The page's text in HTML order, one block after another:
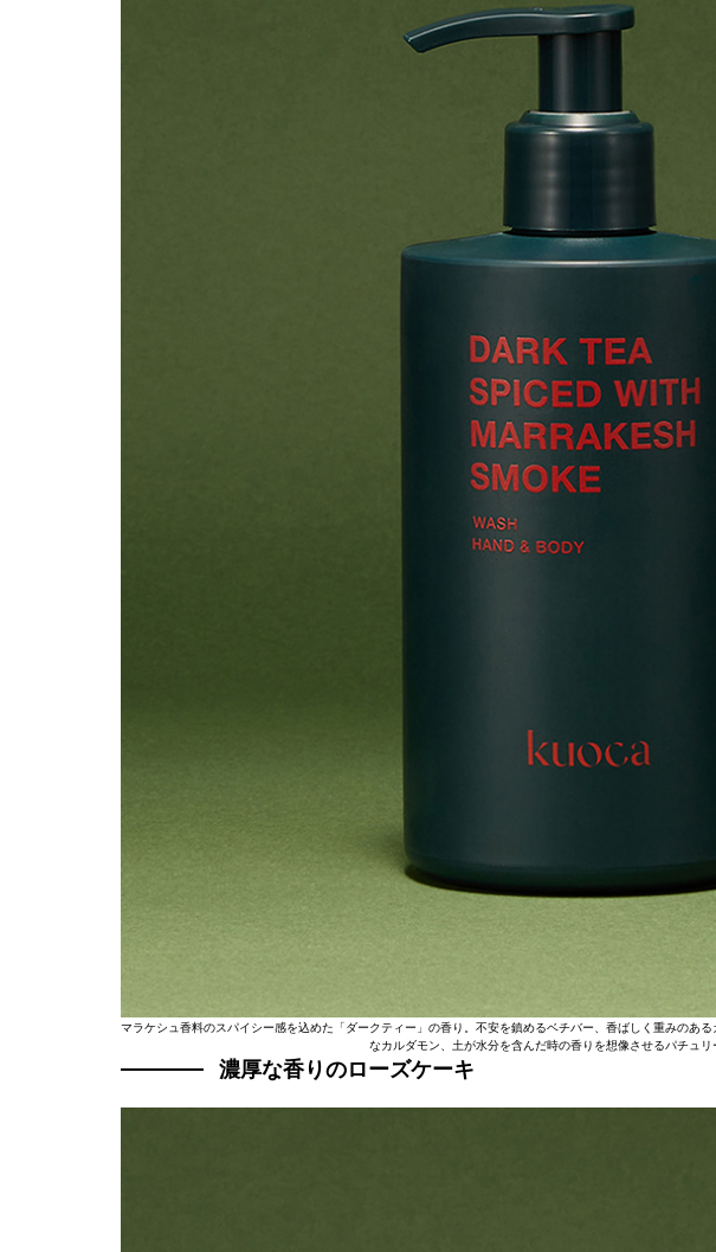
マラケシュ香料のスパイシー感を込めた「ダークティー」の香り。不安を鎮めるベチバー、香ばしく重みのあ
なカルダモン、土が水分を含んだ時の香りを想像させるパチュリ
濃厚な香りのローズケーキ